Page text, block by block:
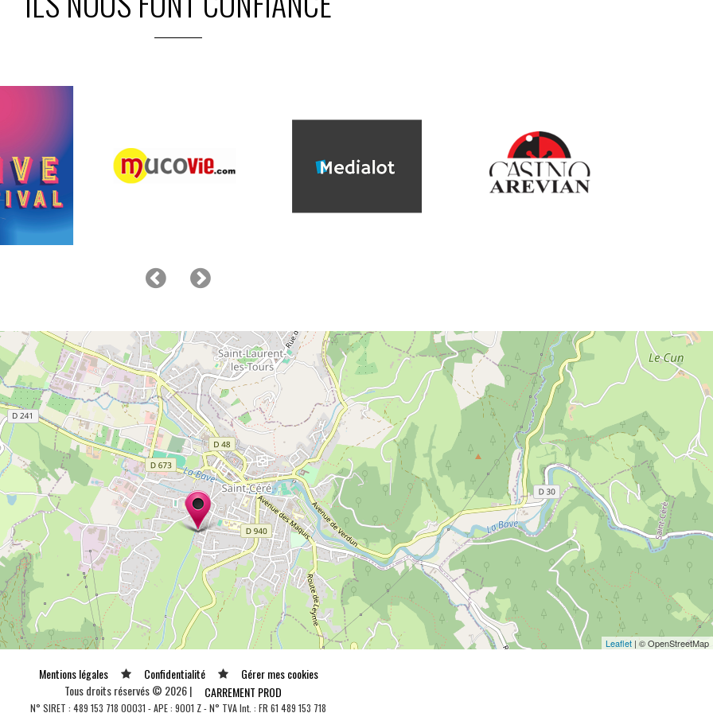
Leaflet | © OpenStreetMap
Mentions légales Confidentialité
Gérer mes cookies
Tous droits réservés © 2026 |
CARREMENT PROD
N° SIRET : 489 153 718 00031 - APE : 9001 Z - N° TVA Int. : FR 61 489 153 718